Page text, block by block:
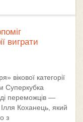
виграти
вікової категорії
Суперкубка
переможців —
Коханець, який
з